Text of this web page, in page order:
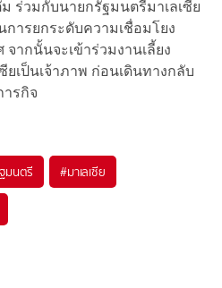
ร่วมกับนายกรัฐมนตรีมาเลเซีย
ารยกระดับความเชื่อมโยง
ากนั้นจะเข้าร่วมงานเลี้ยง
ยเป็นเจ้าภาพ ก่อนเดินทางกลับ
ารกิจ
มนตรี #มาเลเซีย